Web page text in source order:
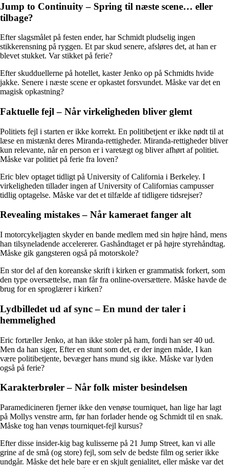
Jump to Continuity – Spring til næste scene… eller
tilbage?
Efter slagsmålet på festen ender, har Schmidt pludselig ingen
stikkerensning på ryggen. Et par skud senere, afsløres det, at han er
blevet stukket. Var stikket på ferie?
Efter skudduellerne på hotellet, kaster Jenko op på Schmidts hvide
jakke. Senere i næste scene er opkastet forsvundet. Måske var det en
magisk opkastning?
Faktuelle fejl – Når virkeligheden bliver glemt
Politiets fejl i starten er ikke korrekt. En politibetjent er ikke nødt til at
læse en mistænkt deres Miranda-rettigheder. Miranda-rettigheder bliver
kun relevante, når en person er i varetægt og bliver afhørt af politiet.
Måske var politiet på ferie fra loven?
Eric blev optaget tidligt på University of California i Berkeley. I
virkeligheden tillader ingen af University of Californias campusser
tidlig optagelse. Måske var det et tilfælde af tidligere tidsrejser?
Revealing mistakes – Når kameraet fanger alt
I motorcykeljagten skyder en bande medlem med sin højre hånd, mens
han tilsyneladende accelererer. Gashåndtaget er på højre styrehåndtag.
Måske gik gangsteren også på motorskole?
En stor del af den koreanske skrift i kirken er grammatisk forkert, som
den type oversættelse, man får fra online-oversættere. Måske havde de
brug for en sproglærer i kirken?
Lydbilledet ud af sync – En mund der taler i
hemmelighed
Eric fortæller Jenko, at han ikke stoler på ham, fordi han ser 40 ud.
Men da han siger, Efter en stunt som det, er der ingen måde, I kan
være politibetjente, bevæger hans mund sig ikke. Måske var lyden
også på ferie?
Karakterbrøler – Når folk mister besindelsen
Paramedicineren fjerner ikke den venøse tourniquet, han lige har lagt
på Mollys venstre arm, før han forlader hende og Schmidt til en snak.
Måske tog han venøs tourniquet-fejl kursus?
Efter disse insider-kig bag kulisserne på 21 Jump Street, kan vi alle
grine af de små (og store) fejl, som selv de bedste film og serier ikke
undgår. Måske det hele bare er en skjult genialitet, eller måske var det